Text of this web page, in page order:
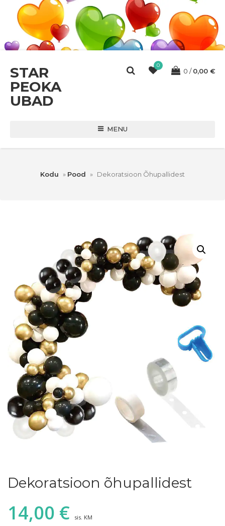
STAR
PEOKA
UBAD
0
0 0,00 €
MENU
Kodu » Pood » Dekoratsioon Õhupallidest
Dekoratsioon õhupallidest
14,00 € sis. KM